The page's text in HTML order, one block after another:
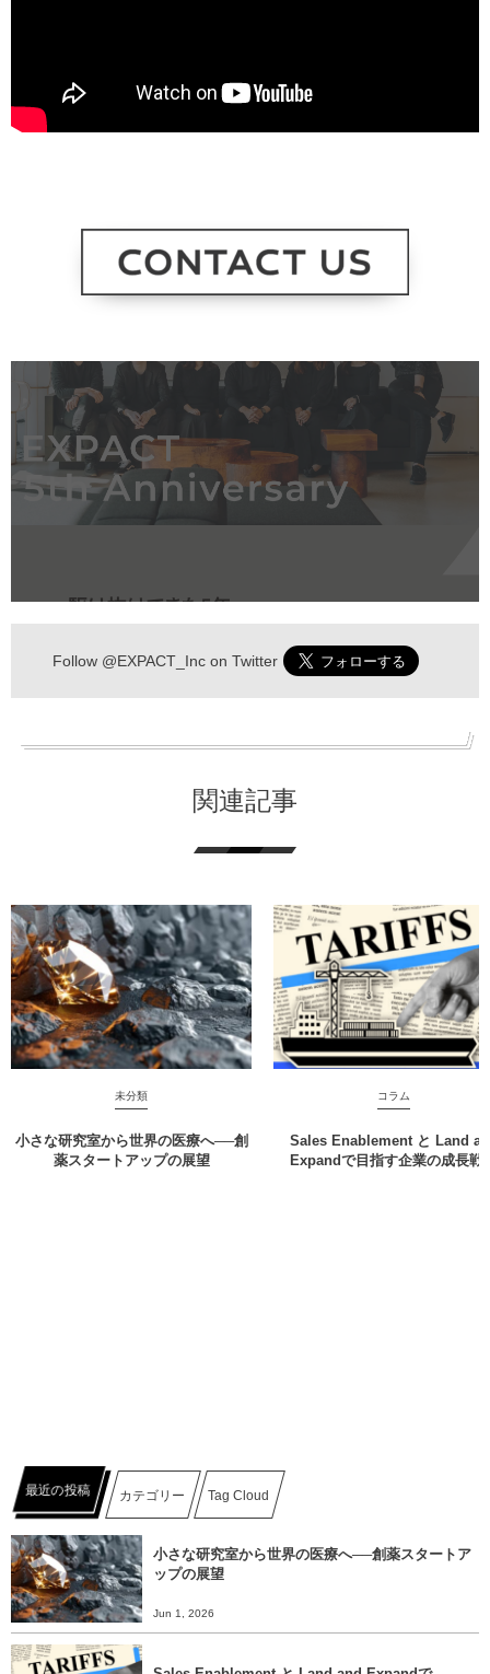
Follow @EXPACT_Incon Twitter
関連記事
未分類
小さな研究室から世界の医療へ──創
薬スタートアップの展望
コラム
Sales Enablement と Land
Expandで目指す企業の成長戦
最近の投稿 カテゴリー Tag Cloud
小さな研究室から世界の医療へ──創薬スタートア
ップの展望
Jun 1, 2026